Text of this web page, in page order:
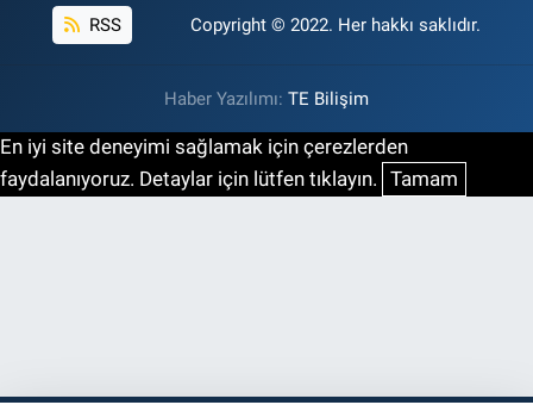
RSS Copyright © 2022. Her hakkı saklıdır.
Haber Yazılımı: TE Bilişim
En iyi site deneyimi sağlamak için çerezlerden
faydalanıyoruz. Detaylar için lütfen tıklayın. Tamam